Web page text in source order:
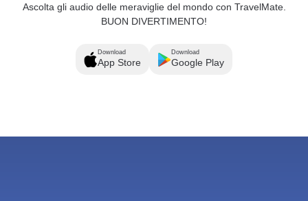
Ascolta gli audio delle meraviglie del mondo con TravelMate.
BUON DIVERTIMENTO!
Download
App Store
Download
Google Play